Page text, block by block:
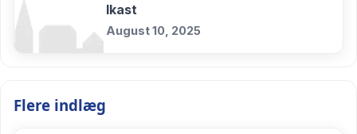
Ikast
August 10, 2025
Flere indlæg